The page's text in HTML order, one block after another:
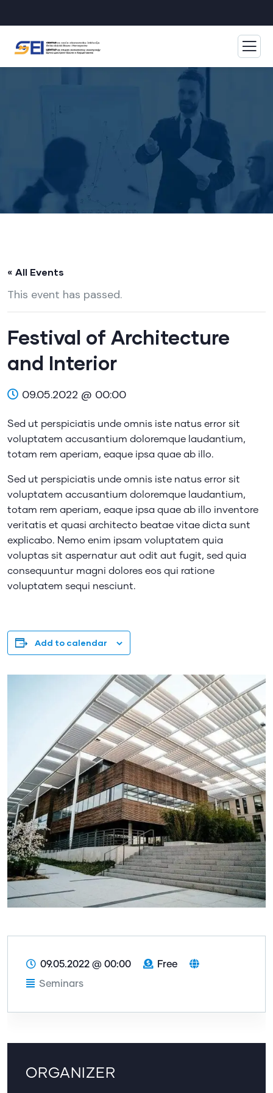
« All Events
This event has passed.
Festival of Architecture
and Interior
09.05.2022 @ 00:00
Sed ut perspiciatis unde omnis iste natus error sit
voluptatem accusantium doloremque laudantium,
totam rem aperiam, eaque ipsa quae ab illo.
Sed ut perspiciatis unde omnis iste natus error sit
voluptatem accusantium doloremque laudantium,
totam rem aperiam, eaque ipsa quae ab illo inventore
veritatis et quasi architecto beatae vitae dicta sunt
explicabo. Nemo enim ipsam voluptatem quia
voluptas sit aspernatur aut odit aut fugit, sed quia
consequuntur magni dolores eos qui ratione
voluptatem sequi nesciunt.
Add to calendar
09.05.2022 @ 00:00
Free
Seminars
ORGANIZER